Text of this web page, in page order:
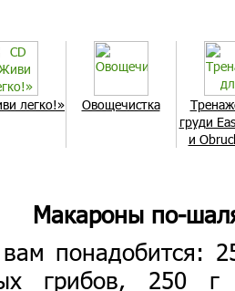
легко!» Овощечистка
груди
и
Макароны по-
понадобится:
грибов, 250 г